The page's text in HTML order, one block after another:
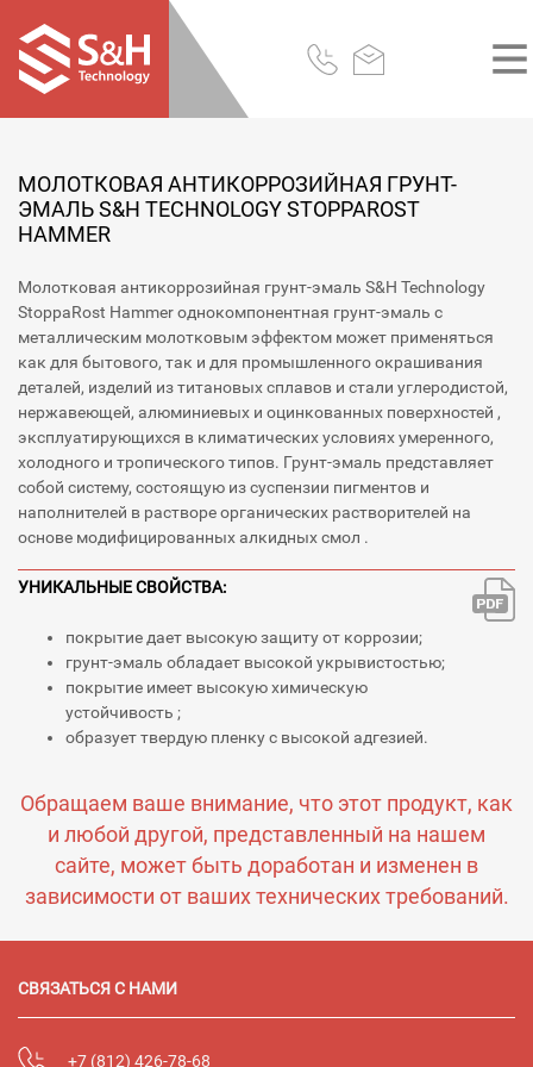
МОЛОТКОВАЯ АНТИКОРРОЗИЙНАЯ ГРУНТ-
ЭМАЛЬ S&H TECHNOLOGY STOPPAROST
HAMMER
Молотковая антикоррозийная грунт-эмаль S&H Technology
StoppaRost Hammer однокомпонентная грунт-эмаль с
металлическим молотковым эффектом может применяться
как для бытового, так и для промышленного окрашивания
деталей, изделий из титановых сплавов и стали углеродистой,
нержавеющей, алюминиевых и оцинкованных поверхностей ,
эксплуатирующихся в климатических условиях умеренного,
холодного и тропического типов. Грунт-эмаль представляет
собой систему, состоящую из суспензии пигментов и
наполнителей в растворе органических растворителей на
основе модифицированных алкидных смол .
УНИКАЛЬНЫЕ СВОЙСТВА:
покрытие дает высокую защиту от коррозии;
грунт-эмаль обладает высокой укрывистостью;
покрытие имеет высокую химическую
устойчивость ;
образует твердую пленку с высокой адгезией.
Обращаем ваше внимание, что этот продукт, как
и любой другой, представленный на нашем
сайте, может быть доработан и изменен в
зависимости от ваших технических требований.
СВЯЗАТЬСЯ С НАМИ
+7 (812) 426-78-68